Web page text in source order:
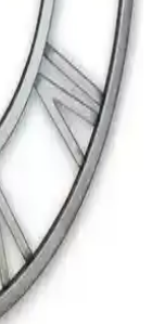
gümüş güneş
yaşam
Besmele
ve Besmele
iç mekanlara
özelliğiyle uzun
Saati: Şık ve